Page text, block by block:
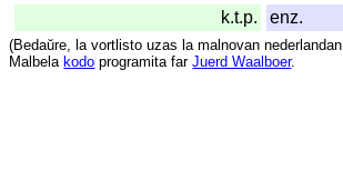
k.t.p. enz.
(Bedaŭre, la vortlisto uzas la malnovan nederlandan
Malbela kodo programita far Juerd Waalboer.